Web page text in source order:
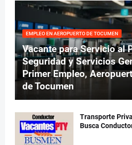
EMPLEO EN AEROPUERTO DE TOCUMEN
Vacante para Servicio al
Seguridad y Servicios
Primer Empleo,
de Tocumen
Transporte
Busca